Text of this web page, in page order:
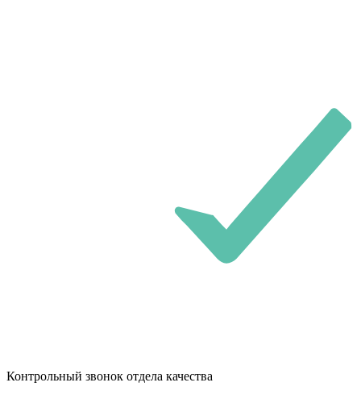
Контрольный звонок отдела качества